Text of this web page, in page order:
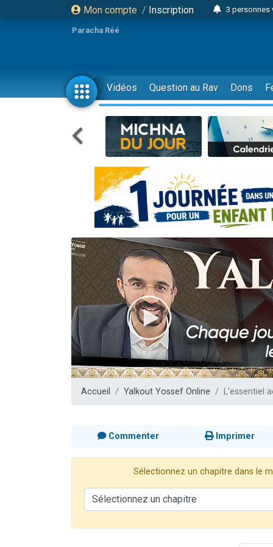
Mon compte / Inscription
3 personnes
2
13
30
Il reste
12
2 personnes
2
3 personnes
Nouvelle
61
Il reste
Ariel vient
Nathaniel
4
Paracha Réé
Vidéos Question au Rav Dons
Accueil Yalkout Yossef Online L'essentiel
Commenter Imprimer
Sélectionnez un chapitre dans le